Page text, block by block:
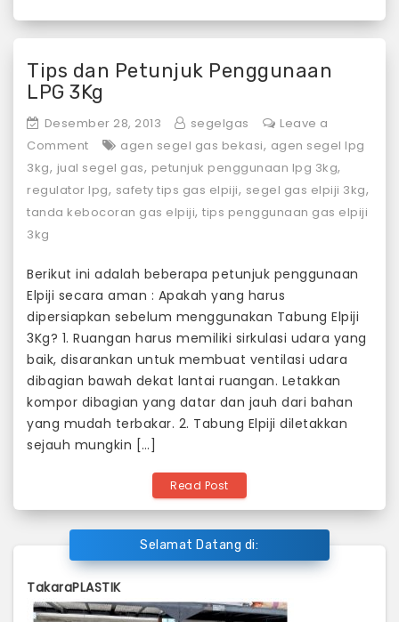
Tips dan Petunjuk Penggunaan
LPG 3Kg
Desember 28, 2013 segelgas
Leave a
Commenton
Tips
dan
Petunjuk
3Kg
agen segel gas bekasi, agen segel lpg
3kg, jual segel gas, petunjuk penggunaan lpg 3kg,
regulator lpg, safety tips gas elpiji, segel gas elpiji 3kg,
tanda kebocoran gas elpiji, tips penggunaan gas elpiji
3kg
Berikut ini adalah beberapa petunjuk penggunaan
Elpiji secara aman : Apakah yang harus
dipersiapkan sebelum menggunakan Tabung Elpiji
3Kg? 1. Ruangan harus memiliki sirkulasi udara yang
baik, disarankan untuk membuat ventilasi udara
dibagian bawah dekat lantai ruangan. Letakkan
kompor dibagian yang datar dan jauh dari bahan
yang mudah terbakar. 2. Tabung Elpiji diletakkan
sejauh mungkin […]
Read Post
Selamat Datang di:
TakaraPLASTIK